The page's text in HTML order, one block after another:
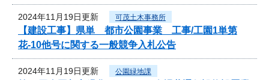
2024年11月19日更新 可茂土木事務所
【建設工事】県単 都市公園事業 工事/工園1単第
花-10他号に関する一般競争入札公告
2024年11月19日更新 公園緑地課